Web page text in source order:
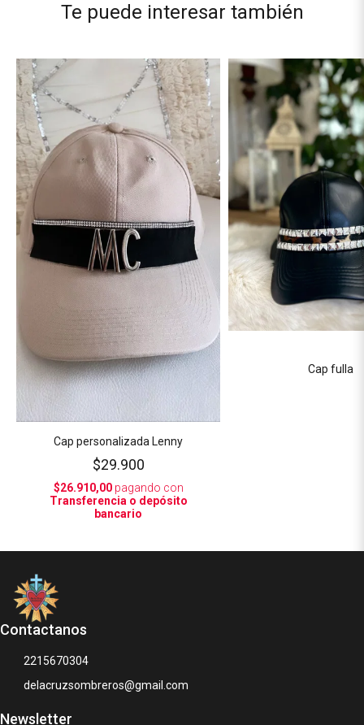
Te puede interesar también
Cap personalizada Lenny
$29.900
$26.910,00pagando con
Transferencia o depósito
bancario
Cap fulla
Contactanos
2215670304
delacruzsombreros@gmail.com
Newsletter